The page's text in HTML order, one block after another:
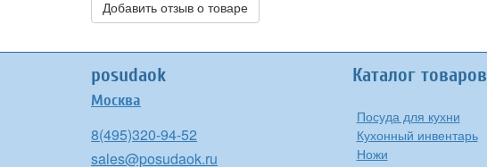
Добавить отзыв о товаре
posudaok
Москва
8(495)320-94-52
sales@posudaok.ru
Каталог товаров
Посуда для кухни
Кухонный инвентарь
Ножи